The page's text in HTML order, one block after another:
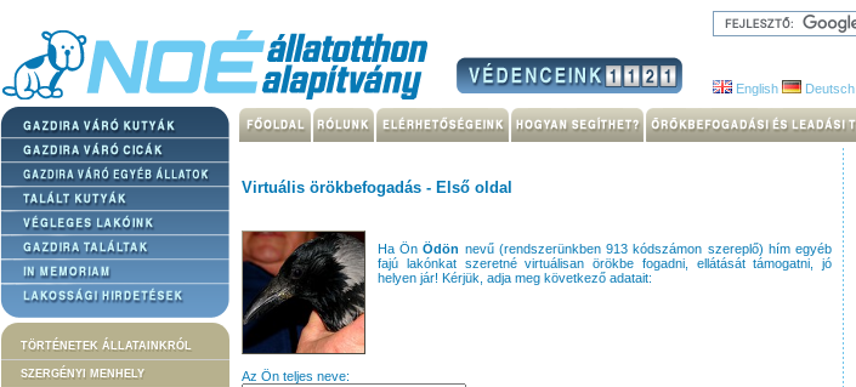
English Deutsch
TÖRTÉNETEK ÁLLATAINKRÓL
SZERGÉNYI MENHELY
Virtuális örökbefogadás - Első oldal
Ha ÖnÖdön nevű (rendszerünkben 913 kódszámon szereplő) hím egyéb
fajú lakónkat szeretné virtuálisan örökbe fogadni, ellátását támogatni, jó
helyen jár! Kérjük, adja meg következő adatait:
Az Ön teljes neve: